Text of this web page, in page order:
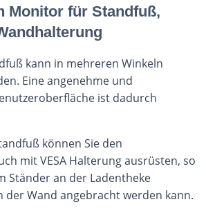
Monitor für Standfuß,
kann in mehreren Winkeln
Eine angenehme und
ist dadurch
können Sie den
mit VESA Halterung ausrüsten, so
Ständer an der Ladentheke
Wand angebracht werden kann.